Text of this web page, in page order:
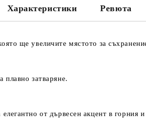
Характеристики Ревюта
ще увеличите мястото за
плавно затваряне.
от дървесен акцент в горния